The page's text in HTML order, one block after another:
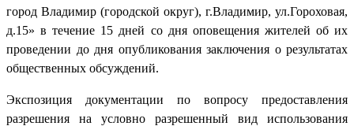
город Владимир (городской округ), г.Владимир, ул.Гороховая,
д.15» в течение 15 дней со дня оповещения жителей об их
проведении до дня опубликования заключения о результатах
общественных обсуждений.
Экспозиция документации по вопросу предоставления
разрешения на условно разрешенный вид использования